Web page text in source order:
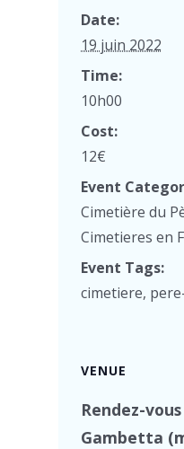
Date:
19 juin 2022
Time:
10h00
Cost:
12€
Event
Cimetière du
Cimetieres en
Event Tags:
cimetiere,
VENUE
Rendez-
Gambetta